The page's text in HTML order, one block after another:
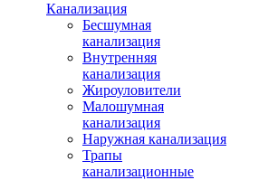
Канализация
Бесшумная
канализация
Внутренняя
канализация
Жироуловители
Малошумная
канализация
Наружная канализация
Трапы
канализационные